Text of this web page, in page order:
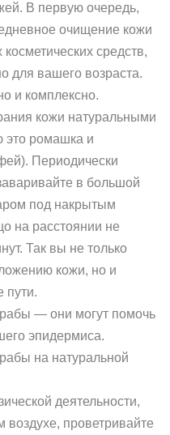
В первую очередь,
очищение кожи
средств,
для вашего возраста.
и комплексно.
кожи натуральными
это ромашка и
Периодически
в большой
под накрытым
на расстоянии не
Так вы не только
кожи, но и
пути.
— они могут помочь
эпидермиса.
на натуральной
деятельности,
проветривайте